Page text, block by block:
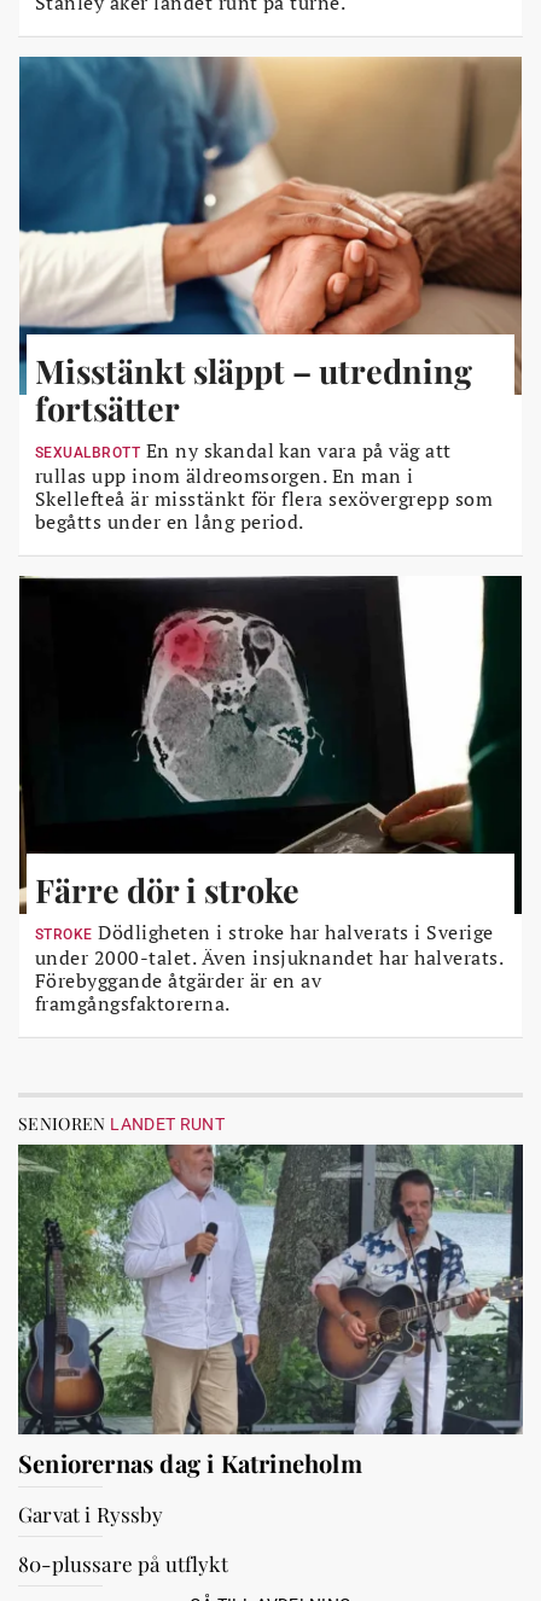
Misstänkt släppt – utredning
fortsätter
SEXUALBROTT En ny skandal kan vara på väg att
rullas upp inom äldreomsorgen. En man i
Skellefteå är misstänkt för flera sexövergrepp som
begåtts under en lång period.
Färre dör i stroke
STROKE Dödligheten i stroke har halverats i Sverige
under 2000-talet. Även insjuknandet har halverats.
Förebyggande åtgärder är en av
framgångsfaktorerna.
SENIOREN LANDET RUNT
Seniorernas dag i Katrineholm
Garvat i Ryssby
80-plussare på utflykt